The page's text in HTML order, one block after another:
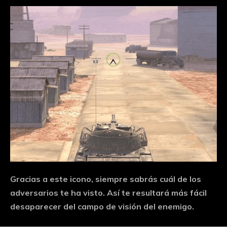
Gracias a este icono, siempre sabrás cuál de los
adversarios te ha visto. Así te resultará más fácil
desaparecer del campo de visión del enemigo.